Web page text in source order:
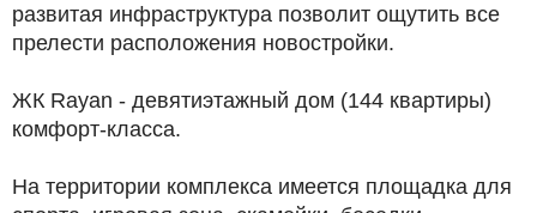
развитая инфраструктура позволит ощутить все
прелести расположения новостройки.
ЖК Rayan - девятиэтажный дом (144 квартиры)
комфорт-класса.
На территории комплекса имеется площадка для